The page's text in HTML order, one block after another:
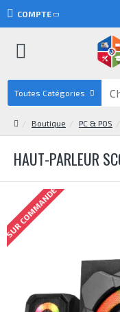
COMPTE
Toutes Catégories
Boutique PC & POS
HAUT-PARLEUR
SUR COMMANDE